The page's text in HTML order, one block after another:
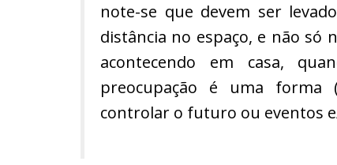
note-se que devem ser
distância no espaço, e não só
acontecendo em casa,
preocupação é uma
controlar o futuro ou eventos